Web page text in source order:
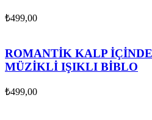
₺499,00
ROMANTİK KALP
MÜZİKLİ IŞIKLI BİBLO
₺499,00